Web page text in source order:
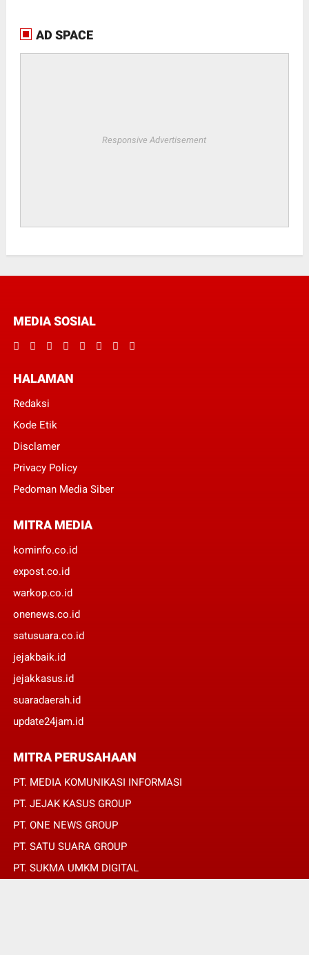
AD SPACE
Responsive Advertisement
MEDIA SOSIAL
HALAMAN
Redaksi
Kode Etik
Disclamer
Privacy Policy
Pedoman Media Siber
MITRA MEDIA
kominfo.co.id
expost.co.id
warkop.co.id
onenews.co.id
satusuara.co.id
jejakbaik.id
jejakkasus.id
suaradaerah.id
update24jam.id
MITRA PERUSAHAAN
PT. MEDIA KOMUNIKASI INFORMASI
PT. JEJAK KASUS GROUP
PT. ONE NEWS GROUP
PT. SATU SUARA GROUP
PT. SUKMA UMKM DIGITAL